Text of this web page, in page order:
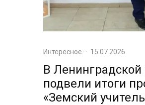
Интересное · 15.07.2026
В Ленинградской
подвели итоги
«Земский